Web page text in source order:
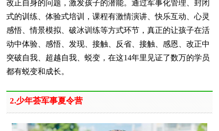
改正自身的问题，激发孩子的潜能。通过军事化管理、封闭
式的训练、体验式培训，课程有激情演讲、快乐互动、心灵
感悟、情景模拟、破冰训练等方式环节，真正的让孩子在活
动中体验、感悟、发现、接触、反省、接触、感恩、改正中
突破自我、超越自我、蜕变，在这14年里见证了数万的学员
都有蜕变和成长。
2.少年荟军事夏令营